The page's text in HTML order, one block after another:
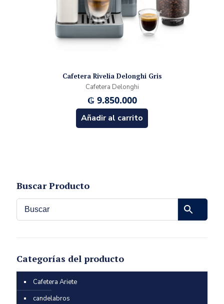
Cafetera Rivelia Delonghi Gris
Cafetera Delonghi
₲9.850.000
Añadir al carrito
Buscar Producto
Categorías del producto
Cafetera Ariete
candelabros